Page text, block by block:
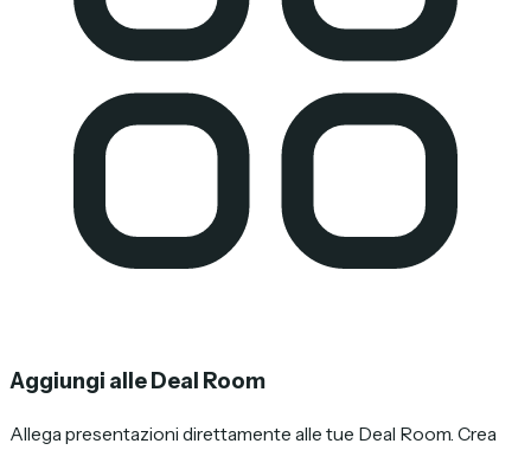
Aggiungi alle Deal Room
Allega presentazioni direttamente alle tue Deal Room. Crea